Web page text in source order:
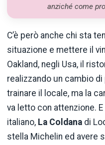
anziché come
C’è però anche chi sta
situazione e mettere il
Oakland, negli Usa, il
realizzando un cambio
trainare il locale, ma la
va letto con attenzione.
italiano, La Coldana di
stella Michelin ed avere